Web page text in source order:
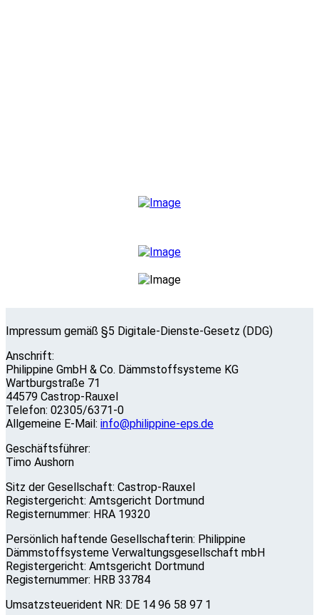
Impressum gemäß §5 Digitale-Dienste-Gesetz (DDG)
Anschrift:
Philippine GmbH & Co. Dämmstoffsysteme KG
Wartburgstraße 71
44579 Castrop-Rauxel
Telefon: 02305/6371-0
Allgemeine E-Mail: info@philippine-eps.de
Geschäftsführer:
Timo Aushorn
Sitz der Gesellschaft: Castrop-Rauxel
Registergericht: Amtsgericht Dortmund
Registernummer: HRA 19320
Persönlich haftende Gesellschafterin: Philippine
Dämmstoffsysteme Verwaltungsgesellschaft mbH
Registergericht: Amtsgericht Dortmund
Registernummer: HRB 33784
Umsatzsteuerident NR: DE 14 96 58 97 1